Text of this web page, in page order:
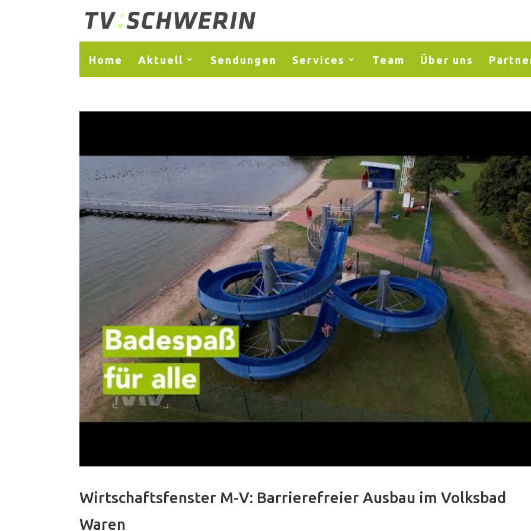
Home Aktuell Sendungen Services Team Über uns
Wirtschaftsfenster M-V: Barrierefreier Ausbau im Volksbad
Waren
OB-Wahl Schwerin 2026: Dr.
Aileen Wosniak (ASK) über
Bürgerbeteiligung, Tierschutz
und Stadtteile
Volt-Kandidat
Matteis über